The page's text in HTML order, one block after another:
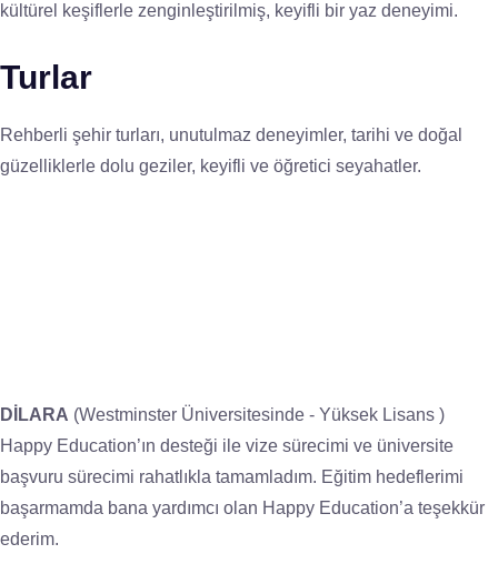
kültürel keşiflerle zenginleştirilmiş, keyifli bir yaz deneyimi.
Turlar
Rehberli şehir turları, unutulmaz deneyimler, tarihi ve doğal
güzelliklerle dolu geziler, keyifli ve öğretici seyahatler.
DİLARA (Westminster Üniversitesinde - Yüksek Lisans )
Happy Education’ın desteği ile vize sürecimi ve üniversite
başvuru sürecimi rahatlıkla tamamladım. Eğitim hedeflerimi
başarmamda bana yardımcı olan Happy Education’a teşekkür
ederim.